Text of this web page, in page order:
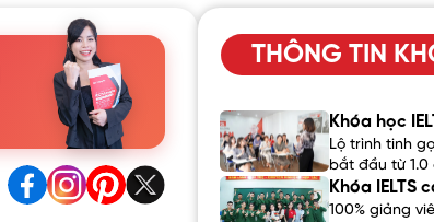
THÔNG TIN
Khóa học
Lộ trình tinh
bắt đầu từ 1.0
Khóa IELTS
100% giảng